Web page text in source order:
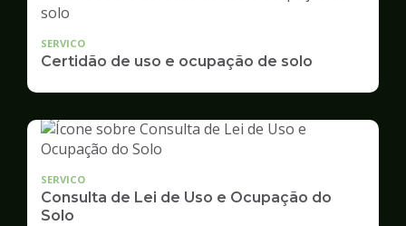
SERVICO
Certidão de uso e ocupação de solo
SERVICO
Consulta de Lei de Uso e Ocupação do
Solo